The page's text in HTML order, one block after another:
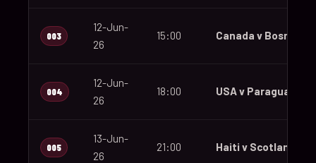
003
12-Jun-
26
15:00 Canada v Bosnia
004
12-Jun-
26
18:00 USA v Paraguay
005
13-Jun-
26
21:00 Haiti v Scotland